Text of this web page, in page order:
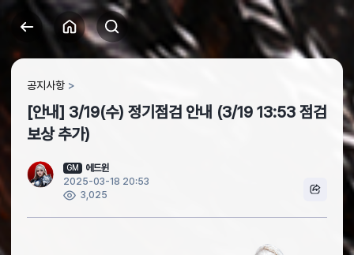
공지사항
[안내] 3/19(수) 정기점검 안내 (3/19 13:53 점검
보상 추가)
GM
에드윈
2025-03-18 20:53
3,025